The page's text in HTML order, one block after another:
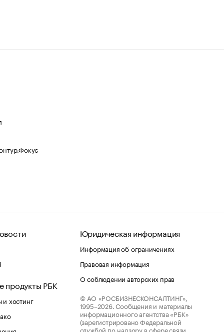
продукты РБК
хостинг
Юридическая информация
Информация об ограничениях
Правовая информация
О соблюдении авторских прав
© АО «РОСБИЗНЕСКОНСАЛТИНГ»,
1995–2026. Сообщения и материалы
информационного агентства «РБК»
(зарегистрировано Федеральной
службой по надзору в сфере связи,